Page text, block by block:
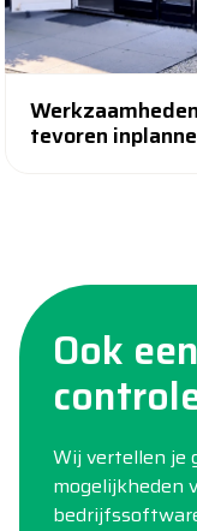
tevoren
Ook
Wij vertellen je
mogelijkheden